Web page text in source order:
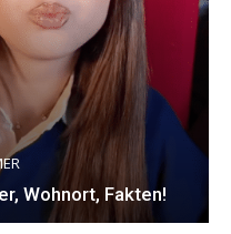
Wohnort, Fakten!